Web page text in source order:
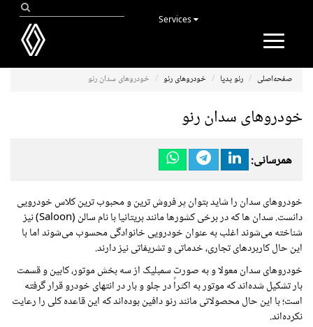
Toggle
صفحه‌اصلی رنو پدیا خودروهای رنو خودروهای سدان رنو
خودروهای سدان رنو
همرسانی:
خودروهای سدان را شاید بتوان پر فروش ترین و محبوب ترین کلاس خودرویی
دانست. سدان ها که در برخی کشورها مانند بریتانیا با نام سالن (Saloon) نیز
شناخته می‌شوند اغلب به عنوان خودرویی خانوادگی محسوب می‌شوند اما با
این حال کاربردهای تجاری، خدماتی و تشریفاتی نیز دارند.
خودروهای سدان معولا و به صورت سمبلیک از سه بخش موتور، کابین و قسمت
بار تشکیل شده‌اند که موتور به اکثراً در جلو و بار در انتهای خودرو قرار گرفته
است؛ با این حال محصولاتی مانند رنو دافین بوده‌اند که این قاعده کلی را رعایت
نکرده‌اند.